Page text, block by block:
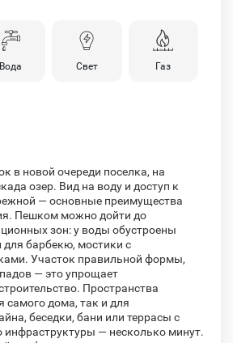
Вода Свет Газ
в новой очереди поселка, на
озер. Вид на воду и доступ к
— основные преимущества
Пешком можно дойти до
зон: у воды обустроены
барбекю, мостики с
Участок правильной формы,
— это упрощает
Пространства
самого дома, так и для
беседки, бани или террасы с
инфраструктуры — несколько минут.